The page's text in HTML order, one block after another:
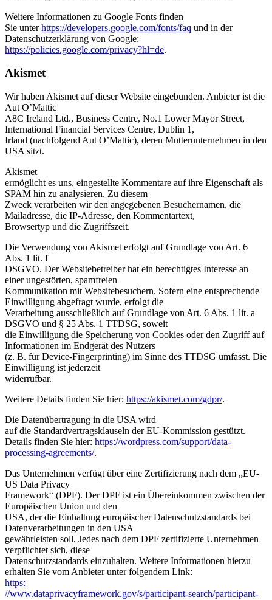
Weitere Informationen zu Google Fonts finden
Sie unterhttps://developers.google.com/fonts/faq und in der
Datenschutzerklärung von Google:
https://policies.google.com/privacy?hl=de.
Akismet
Wir haben Akismet auf dieser Website eingebunden. Anbieter ist die
Aut O’Mattic
A8C Ireland Ltd., Business Centre, No.1 Lower Mayor Street,
International Financial Services Centre, Dublin 1,
Irland (nachfolgend Aut O’Mattic), deren Mutterunternehmen in den
USA sitzt.
Akismet
ermöglicht es uns, eingestellte Kommentare auf ihre Eigenschaft als
SPAM hin zu analysieren. Zu diesem
Zweck verarbeiten wir den angegebenen Besuchernamen, die
Mailadresse, die IP-Adresse, den Kommentartext,
Browsertyp und die Zugriffszeit.
Die Verwendung von Akismet erfolgt auf Grundlage von Art. 6
Abs. 1 lit. f
DSGVO. Der Websitebetreiber hat ein berechtigtes Interesse an
einer ungestörten, spamfreien
Kommunikation mit Websitebesuchern. Sofern eine entsprechende
Einwilligung abgefragt wurde, erfolgt die
Verarbeitung ausschließlich auf Grundlage von Art. 6 Abs. 1 lit. a
DSGVO und § 25 Abs. 1 TTDSG, soweit
die Einwilligung die Speicherung von Cookies oder den Zugriff auf
Informationen im Endgerät des Nutzers
(z. B. für Device-Fingerprinting) im Sinne des TTDSG umfasst. Die
Einwilligung ist jederzeit
widerrufbar.
Weitere Details finden Sie hier: https://akismet.com/gdpr/.
Die Datenübertragung in die USA wird
auf die Standardvertragsklauseln der EU-Kommission gestützt.
Details finden Sie hier: https://wordpress.com/support/data-
processing-agreements/.
Das Unternehmen verfügt über eine Zertifizierung nach dem „EU-
US Data Privacy
Framework“ (DPF). Der DPF ist ein Übereinkommen zwischen der
Europäischen Union und den
USA, der die Einhaltung europäischer Datenschutzstandards bei
Datenverarbeitungen in den USA
gewährleisten soll. Jedes nach dem DPF zertifizierte Unternehmen
verpflichtet sich, diese
Datenschutzstandards einzuhalten. Weitere Informationen hierzu
erhalten Sie vom Anbieter unter folgendem Link:
https:
//www.dataprivacyframework.gov/s/participant-search/participant-